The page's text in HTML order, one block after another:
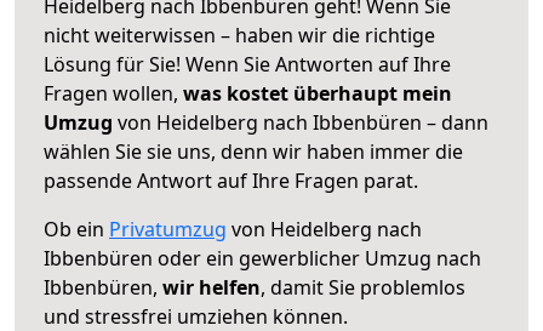
Heidelberg nach Ibbenbüren geht! Wenn Sie
nicht weiterwissen – haben wir die richtige
Lösung für Sie! Wenn Sie Antworten auf Ihre
Fragen wollen, was kostet überhaupt mein
Umzug von Heidelberg nach Ibbenbüren – dann
wählen Sie sie uns, denn wir haben immer die
passende Antwort auf Ihre Fragen parat.
Ob ein Privatumzug von Heidelberg nach
Ibbenbüren oder ein gewerblicher Umzug nach
Ibbenbüren, wir helfen, damit Sie problemlos
und stressfrei umziehen können.